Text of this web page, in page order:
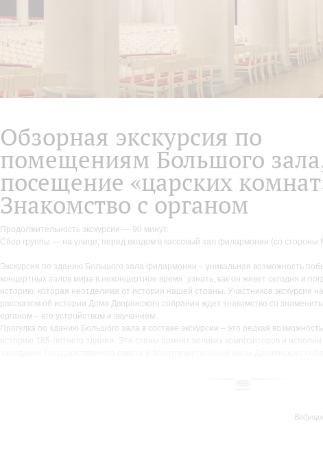
Обзорная экскурсия по
помещениям Большого
посещение «царских
Знакомство с органом
Продолжительность экскурсии — 90 минут.
Сбор группы — на улице, перед входом в кассовый зал филармонии (со стороны
Экскурсия по зданию Большого зала филармонии – уникальная возможность
концертных залов мира в неконцертное время: узнать, как он живет сегодня и
историю, которая неотделима от истории нашей страны. Участников экскурсии
рассказом об истории Дома Дворянского собрания ждет знакомство со
органом – его устройством и звучанием.
Прогулка по зданию Большого зала в составе экскурсии – это редкая
историю 185-летнего здания. Эти стены помнят великих композиторов и
по которой в зал поднимались члены императорской семьи, а также взглянуть на